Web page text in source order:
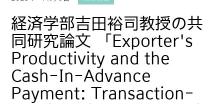
経済学部吉田裕司教授の共
同研究論文 「Exporter's
Productivity and the
Cash-In-Advance
Payment: Transaction-